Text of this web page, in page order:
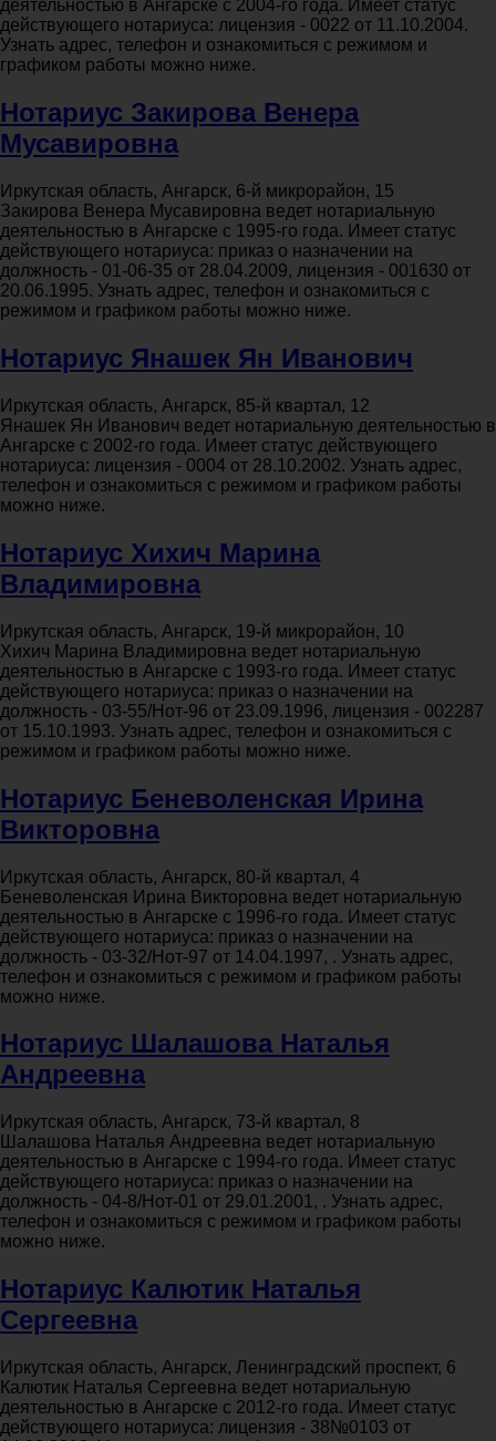
деятельностью в Ангарске с 2004-го года. Имеет статус
действующего нотариуса: лицензия - 0022 от 11.10.2004.
Узнать адрес, телефон и ознакомиться с режимом и
графиком работы можно ниже.
Нотариус Закирова Венера
Мусавировна
Иркутская область, Ангарск, 6-й микрорайон, 15
Закирова Венера Мусавировна ведет нотариальную
деятельностью в Ангарске с 1995-го года. Имеет статус
действующего нотариуса: приказ о назначении на
должность - 01-06-35 от 28.04.2009, лицензия - 001630 от
20.06.1995. Узнать адрес, телефон и ознакомиться с
режимом и графиком работы можно ниже.
Нотариус Янашек Ян Иванович
Иркутская область, Ангарск, 85-й квартал, 12
Янашек Ян Иванович ведет нотариальную деятельностью в
Ангарске с 2002-го года. Имеет статус действующего
нотариуса: лицензия - 0004 от 28.10.2002. Узнать адрес,
телефон и ознакомиться с режимом и графиком работы
можно ниже.
Нотариус Хихич Марина
Владимировна
Иркутская область, Ангарск, 19-й микрорайон, 10
Хихич Марина Владимировна ведет нотариальную
деятельностью в Ангарске с 1993-го года. Имеет статус
действующего нотариуса: приказ о назначении на
должность - 03-55/Нот-96 от 23.09.1996, лицензия - 002287
от 15.10.1993. Узнать адрес, телефон и ознакомиться с
режимом и графиком работы можно ниже.
Нотариус Беневоленская Ирина
Викторовна
Иркутская область, Ангарск, 80-й квартал, 4
Беневоленская Ирина Викторовна ведет нотариальную
деятельностью в Ангарске с 1996-го года. Имеет статус
действующего нотариуса: приказ о назначении на
должность - 03-32/Нот-97 от 14.04.1997, . Узнать адрес,
телефон и ознакомиться с режимом и графиком работы
можно ниже.
Нотариус Шалашова Наталья
Андреевна
Иркутская область, Ангарск, 73-й квартал, 8
Шалашова Наталья Андреевна ведет нотариальную
деятельностью в Ангарске с 1994-го года. Имеет статус
действующего нотариуса: приказ о назначении на
должность - 04-8/Нот-01 от 29.01.2001, . Узнать адрес,
телефон и ознакомиться с режимом и графиком работы
можно ниже.
Нотариус Калютик Наталья
Сергеевна
Иркутская область, Ангарск, Ленинградский проспект, 6
Калютик Наталья Сергеевна ведет нотариальную
деятельностью в Ангарске с 2012-го года. Имеет статус
действующего нотариуса: лицензия - 38№0103 от